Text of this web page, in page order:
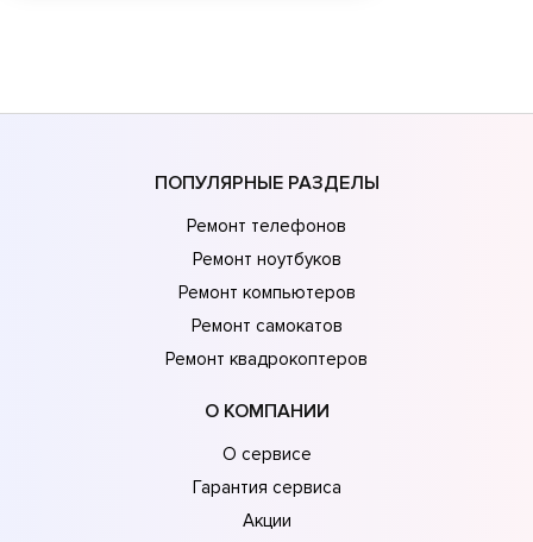
ПОПУЛЯРНЫЕ РАЗДЕЛЫ
Ремонт телефонов
Ремонт ноутбуков
Ремонт компьютеров
Ремонт самокатов
Ремонт квадрокоптеров
О КОМПАНИИ
О сервисе
Гарантия сервиса
Акции